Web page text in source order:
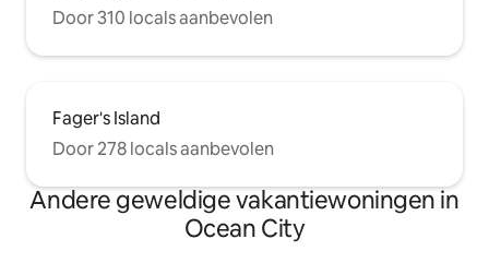
Door 310 locals aanbevolen
Fager's Island
Door 278 locals aanbevolen
Andere geweldige vakantiewoningen in
Ocean City